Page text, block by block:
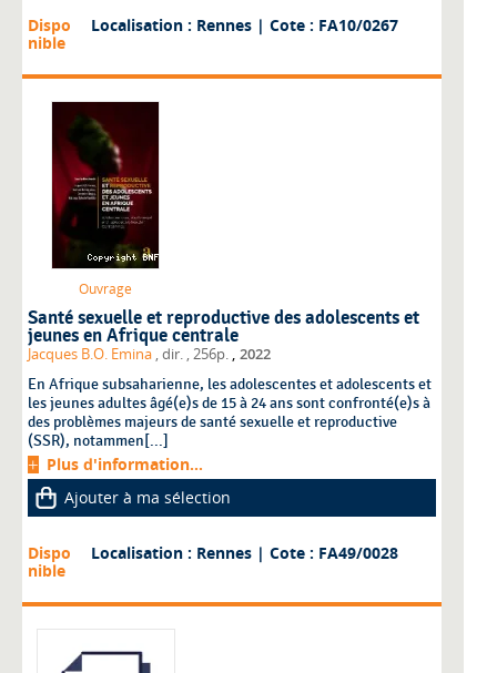
Dispo
nible
Localisation : Rennes | Cote : FA10/0267
Ouvrage
Santé sexuelle et reproductive des adolescents et
jeunes en Afrique centrale
Jacques B.O. Emina , dir. , 256p. 2022
En Afrique subsaharienne, les adolescentes et adolescents et
les jeunes adultes âgé(e)s de 15 à 24 ans sont confronté(e)s à
des problèmes majeurs de santé sexuelle et reproductive
(SSR), notammen[...]
Plus d'information...
Ajouter à ma sélection
Dispo
nible
Localisation : Rennes | Cote : FA49/0028